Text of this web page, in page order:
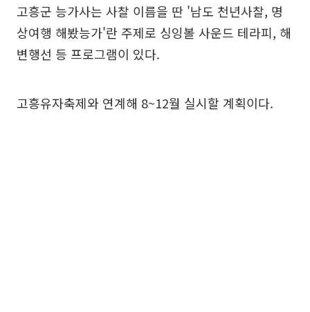
고흥군 능가사는 사찰 이름을 딴 '남도 천년사찰, 명
상여행 해봤능가'란 주제로 싱잉볼 사운드 테라피, 해
변행선 등 프로그램이 있다.
고흥유자축제와 연계해 8~12월 실시할 계획이다.